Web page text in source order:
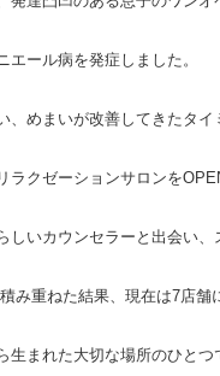
ール病を発症しました。
、めまいが改善してきたタ
クゼーションサロンを
しいカウンセラーと出会い
み重ねた結果、現在は7店舗
まれた大切な場所のひとつ